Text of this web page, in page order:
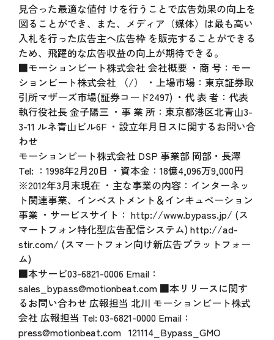
見合った最適な値付 けを行うことで広告効果の向上を
図ることができ、また、メディア（媒体）は最も高い
入札を行った広告主へ広告枠 を販売することができる
ため、飛躍的な広告収益の向上が期待できる。
■モーションビート株式会社 会社概要 ・商 号：モー
ションビート株式会社 （/） ・上場市場：東京証券取
引所マザーズ市場(証券コード2497) ・代 表 者：代表
執行役社長 金子陽三 ・事 業 所：東京都港区北青山3-
3-11 ルネ青山ビル6F ・設立年月日スに関するお問い合
わせ
モーションビート株式会社 DSP 事業部 岡部・長澤
Tel: ：1998年2月20日 ・資本金：18億4,096万9,000円
※2012年3月末現在 ・主な事業の内容：インターネッ
ト関連事業、インベストメント＆インキュベーション
事業 ・サービスサイト： http://www.bypass.jp/ (ス
マートフォン特化型広告配信システム) http://ad-
stir.com/ (スマートフォン向け新広告プラットフォー
ム)
■本サービ03-6821-0006 Email：
sales_bypass@motionbeat.com ■本リリースに関す
るお問い合わせ 広報担当 北川 モーションビート株式
会社 広報担当 Tel: 03-6821-0000 Email：
press@motionbeat.com 121114_Bypass_GMO